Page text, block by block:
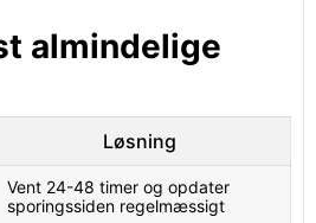
almindelige
Løsning
Vent 24-48 timer og opdater
sporingssiden regelmæssigt